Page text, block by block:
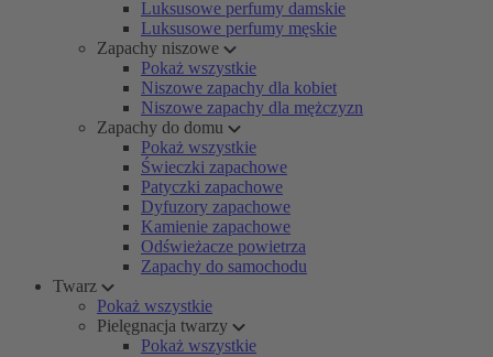
Luksusowe perfumy damskie
Luksusowe perfumy męskie
Zapachy niszowe
Pokaż wszystkie
Niszowe zapachy dla kobiet
Niszowe zapachy dla mężczyzn
Zapachy do domu
Pokaż wszystkie
Świeczki zapachowe
Patyczki zapachowe
Dyfuzory zapachowe
Kamienie zapachowe
Odświeżacze powietrza
Zapachy do samochodu
Twarz
Pokaż wszystkie
Pielęgnacja twarzy
Pokaż wszystkie